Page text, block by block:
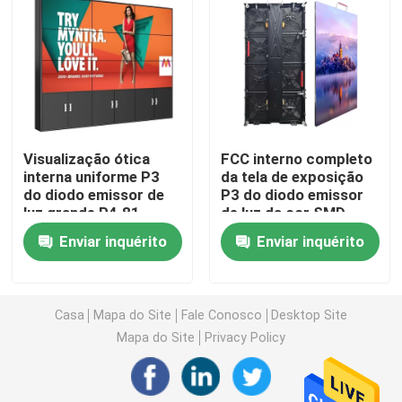
Tela de exposição criativa do diodo emissor de luz
Tela de exposição exterior do diodo emissor de luz
Tela do diodo emissor de luz do estádio
Tela de exposição do diodo emissor de luz da fase
Tela curvada do diodo emissor de luz
Módulos da tela do diodo emissor de luz
Visualização ótica
interna uniforme P3
do diodo emissor de
luz grande P4.81
P3.91 P2.064
Enviar inquérito
FCC interno completo
da tela de exposição
P3 do diodo emissor
de luz da cor SMD
P4.81 4.81mm
Enviar inquérito
Casa Mapa do Site Fale Conosco
Desktop Site
Mapa do Site
Privacy Policy